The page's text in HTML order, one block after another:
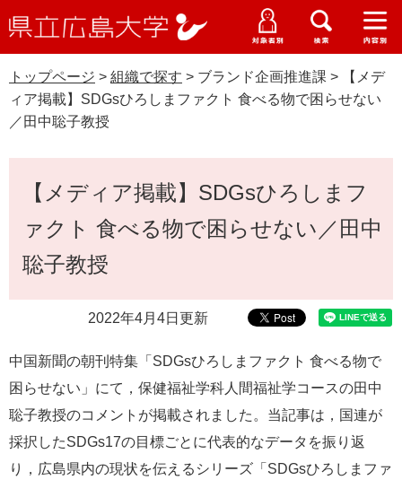
ー
ジ
先
頭
ニ
ュ
を
飛
ニ
ー
ニ
ュ
ー
ニ
ュ
ー
立
大
受験生の皆さま
在学生の皆さま
地域・企業の皆さま
研究者の皆さま
教職員の皆さま
受験生特設サイト
WEB版大学案内
資料請求
交通アクセス
English
o
g
e
カ
タ
すべて ページ PDF
大学概要
学部・大学院・専攻科
学生生活・就職支援
研究・地域連携・国際交流
入試情報
トップページ > 組織で探す > ブランド企画推進課 >
【メデ
ィア掲載】SDGsひろしまファクト 食べる物で困らせない
／田中聡子教授
【メディア掲載】SDGsひろしまフ
ァクト 食べる物で困らせない／田中
聡子教授
2022年4月4日更新
中国新聞の朝刊特集「SDGsひろしまファクト 食べる物で
困らせない」にて，保健福祉学科人間福祉学コースの田中
聡子教授のコメントが掲載されました。当記事は，国連が
採択したSDGs17の目標ごとに代表的なデータを振り返
り，広島県内の現状を伝えるシリーズ「SDGsひろしまファ